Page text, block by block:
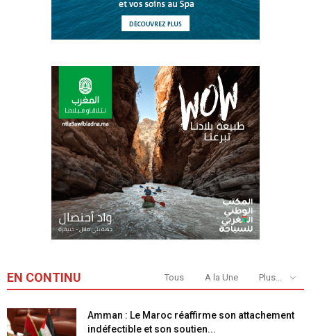
EN CONTINU Tous A la Une Plus...
Amman : Le Maroc réaffirme son attachement
indéfectible et son soutien...